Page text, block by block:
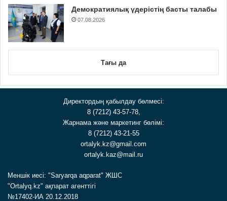
Демократиялық үдерістің басты талабы
07.08.2026
Тағы да
Директордың қабылдау бөлмесі:
8 (7212) 43-57-78,
Жарнама және маркетинг бөлімі:
8 (7212) 43-21-55
ortalyk.kz@gmail.com
ortalyk.kaz@mail.ru
Меншік иесі: "Saryarqa aqparat" ЖШС
"Ortalyq.kz" ақпарат агенттігі
№17402-ИА 20.12.2018